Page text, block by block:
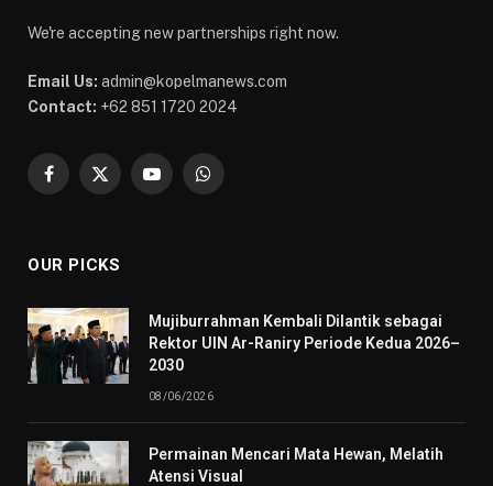
We're accepting new partnerships right now.
Email Us: admin@kopelmanews.com
Contact: +62 851 1720 2024
Facebook
X
YouTubeWhatsApp
OUR PICKS
Mujiburrahman Kembali Dilantik sebagai
Rektor UIN Ar-Raniry Periode Kedua 2026–
2030
08/06/2026
Permainan Mencari Mata Hewan, Melatih
Atensi Visual